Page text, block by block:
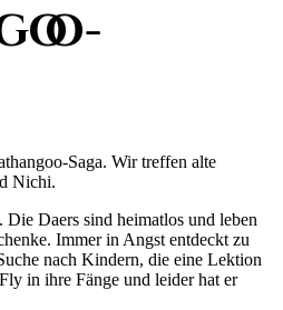
Saga. Wir treffen alte
Nichi.
Daers sind heimatlos und leben
Immer in Angst entdeckt zu
nach Kindern, die eine Lektion
in ihre Fänge und leider hat er